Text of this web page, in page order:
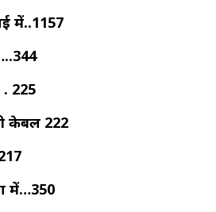
में..1157
225
केबल 222
में…350